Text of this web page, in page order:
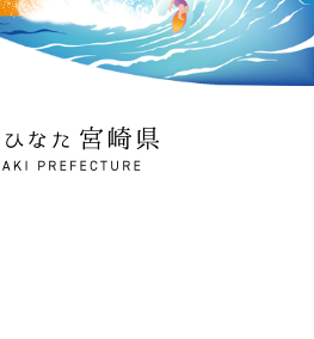
た 宮崎県
PREFECTURE